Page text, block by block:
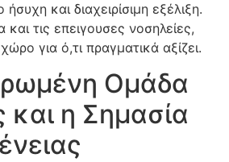
και διαχειρίσιμη εξέλιξη.
τις επειγουσες νοσηλείες,
για ό,τι πραγματικά αξίζει.
Ομάδα
και η Σημασία